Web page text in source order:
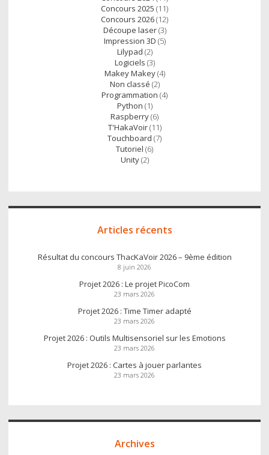
Concours 2025 (11)
Concours 2026(12)
Découpe laser(3)
Impression 3D (5)
Lilypad (2)
Logiciels (3)
Makey Makey(4)
Non classé (2)
Programmation (4)
Python (1)
Raspberry(6)
T'HakaVoir(11)
Touchboard (7)
Tutoriel (6)
Unity(2)
Articles récents
Résultat du concours ThacKaVoir 2026 – 9ème édition
8 juin 2026
Projet 2026 : Le projet PicoCom
23 mars 2026
Projet 2026 : Time Timer adapté
23 mars 2026
Projet 2026 : Outils Multisensoriel sur les Emotions
23 mars 2026
Projet 2026 : Cartes à jouer parlantes
23 mars 2026
Archives